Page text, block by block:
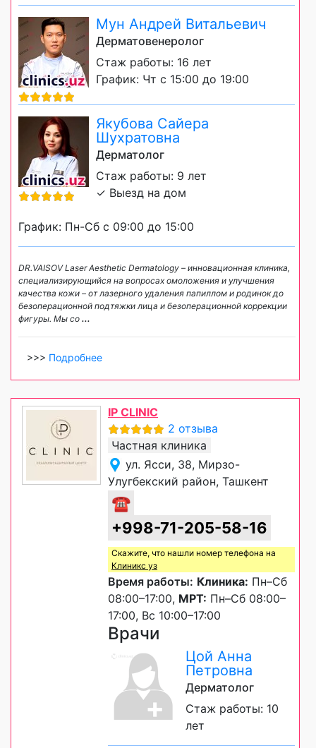
Мун Андрей Витальевич
Дерматовенеролог
Стаж работы: 16 лет
График: Чт с 15:00 до 19:00
Якубова Сайера
Шухратовна
Дерматолог
Стаж работы: 9 лет
✓ Выезд на дом
График: Пн-Сб с 09:00 до 15:00
DR.VAISOV Laser Aesthetic Dermatology – инновационная клиника,
специализирующийся на вопросах омоложения и улучшения
качества кожи – от лазерного удаления папиллом и родинок до
безоперационной подтяжки лица и безоперационной коррекции
фигуры. Мы со ...
>>> Подробнее
IP CLINIC
2 отзыва
Частная клиника
ул. Ясси, 38, Мирзо-
Улугбекский район, Ташкент
☎
+998-71-205-58-16
Скажите, что нашли номер телефона на
Клиникс уз
Время работы: Клиника: Пн–Сб
08:00–17:00, МРТ: Пн–Сб 08:00–
17:00, Вс 10:00–17:00
Врачи
Цой Анна
Петровна
Дерматолог
Стаж работы: 10
лет